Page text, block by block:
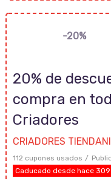
-20%
20% de
compra en
Criadores
CRIADORES
112 cupones usados
Caducado desde hace